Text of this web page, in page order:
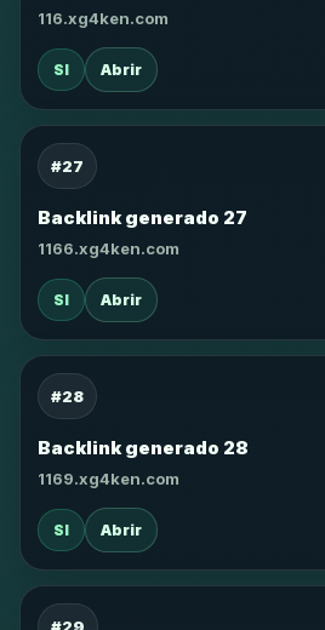
116.xg4ken.com
SI Abrir
#27
Backlink generado 27
1166.xg4ken.com
SI Abrir
#28
Backlink generado 28
1169.xg4ken.com
SI Abrir